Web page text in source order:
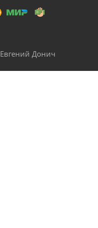
Евгений Донич